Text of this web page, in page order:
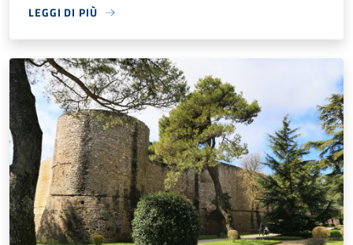
LEGGI DI PIÙ